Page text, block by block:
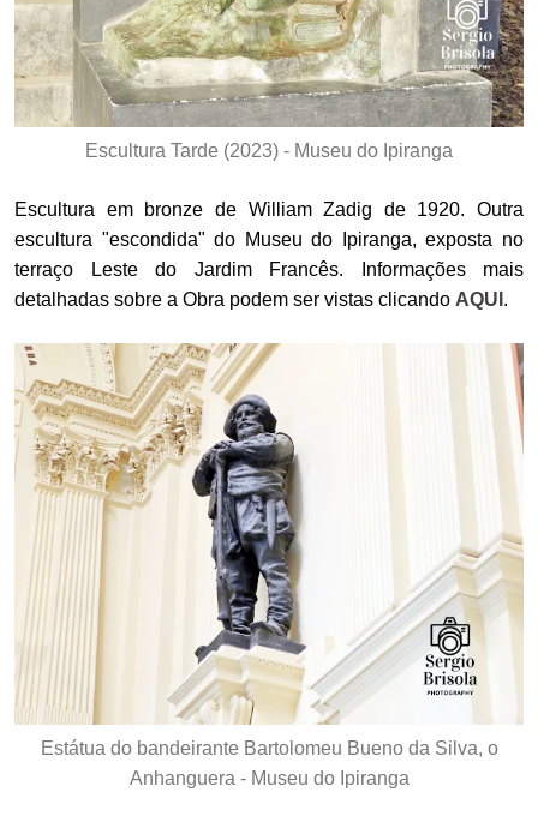
Escultura Tarde (2023) - Museu do Ipiranga
Escultura em bronze de William Zadig de 1920. Outra
escultura "escondida" do Museu do Ipiranga, exposta no
terraço Leste do Jardim Francês. Informações mais
detalhadas sobre a Obra podem ser vistas clicando AQUI .
Estátua do bandeirante Bartolomeu Bueno da Silva, o
Anhanguera - Museu do Ipiranga